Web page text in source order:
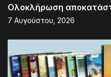
Ολοκλήρωση
7 Αυγούστου, 2026